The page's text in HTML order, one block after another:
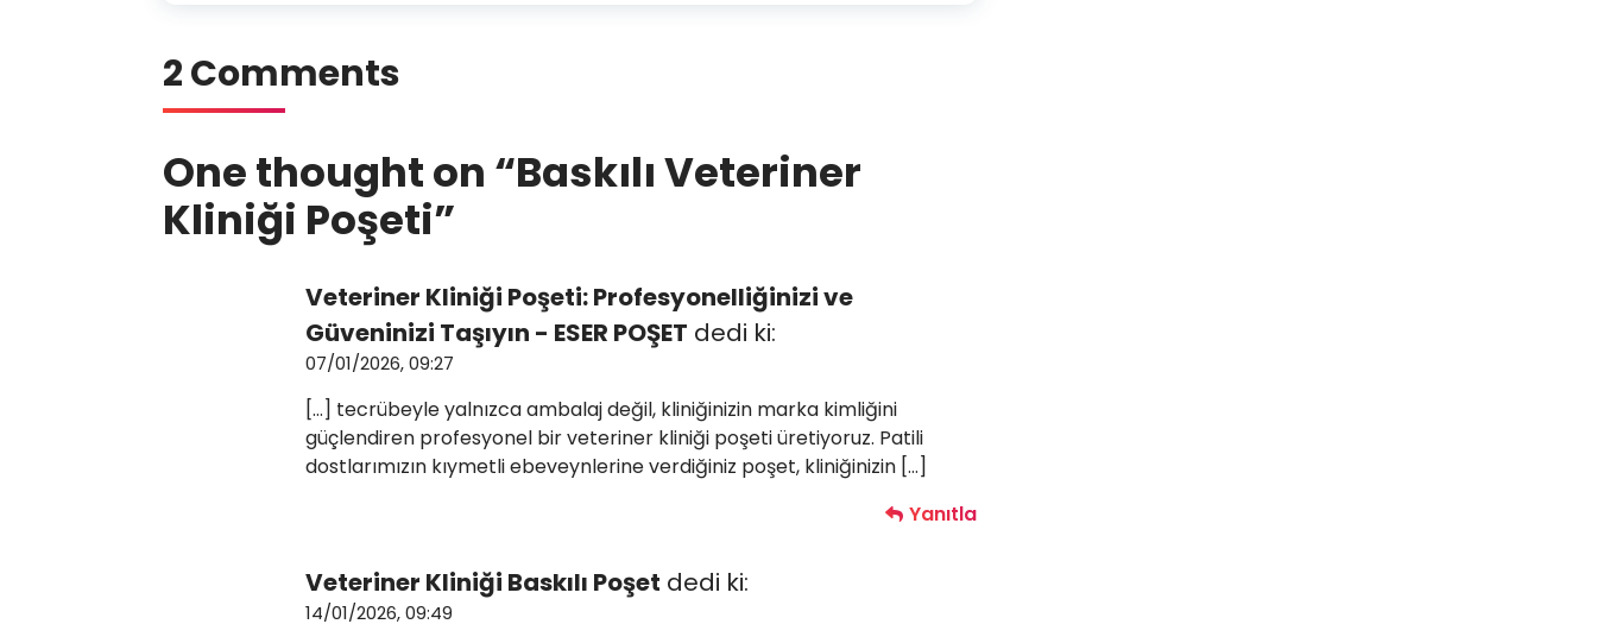
2 Comments
One thought on “Baskılı Veteriner
Kliniği Poşeti”
Veteriner Kliniği Poşeti: Profesyonelliğinizi ve
Güveninizi Taşıyın - ESER POŞET dedi ki:
07/01/2026, 09:27
[…] tecrübeyle yalnızca ambalaj değil, kliniğinizin marka kimliğini
güçlendiren profesyonel bir veteriner kliniği poşeti üretiyoruz. Patili
dostlarımızın kıymetli ebeveynlerine verdiğiniz poşet, kliniğinizin […]
Yanıtla
Veteriner Kliniği Baskılı Poşet dedi ki:
14/01/2026, 09:49